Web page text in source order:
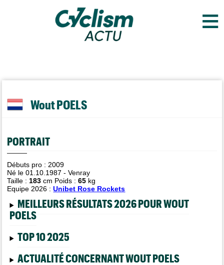
≡
Wout POELS
PORTRAIT
Débuts pro : 2009
Né le 01.10.1987 - Venray
Taille : 183 cm Poids :65 kg
Equipe 2026 :Unibet Rose Rockets
MEILLEURS RÉSULTATS 2026 POUR WOUT
POELS
TOP 10 2025
ACTUALITÉ CONCERNANT WOUT POELS